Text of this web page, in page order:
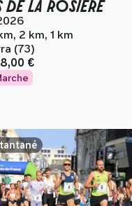
DE LA ROSIÈRE
2 km, 1 km
(73)
8,00 €